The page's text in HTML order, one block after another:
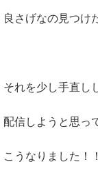
良さげなの見つけ
それを少し手直し
配信しようと思っ
こうなりました！